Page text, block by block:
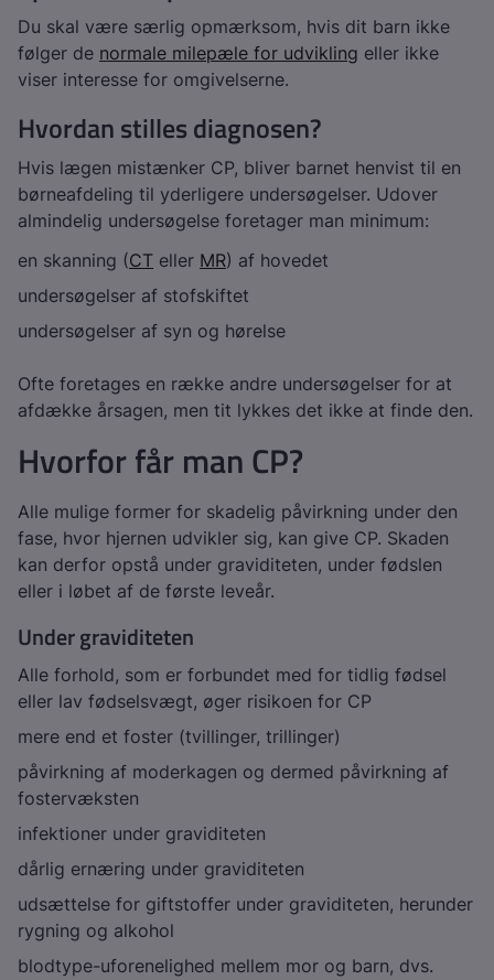
Du skal være særlig opmærksom, hvis dit barn ikke
følger de normale milepæle for udvikling eller ikke
viser interesse for omgivelserne.
Hvordan stilles diagnosen?
Hvis lægen mistænker CP, bliver barnet henvist til en
børneafdeling til yderligere undersøgelser. Udover
almindelig undersøgelse foretager man minimum:
en skanning (CT eller MR) af hovedet
undersøgelser af stofskiftet
undersøgelser af syn og hørelse
Ofte foretages en række andre undersøgelser for at
afdække årsagen, men tit lykkes det ikke at finde den.
Hvorfor får man CP?
Alle mulige former for skadelig påvirkning under den
fase, hvor hjernen udvikler sig, kan give CP. Skaden
kan derfor opstå under graviditeten, under fødslen
eller i løbet af de første leveår.
Under graviditeten
Alle forhold, som er forbundet med for tidlig fødsel
eller lav fødselsvægt, øger risikoen for CP
mere end et foster (tvillinger, trillinger)
påvirkning af moderkagen og dermed påvirkning af
fostervæksten
infektioner under graviditeten
dårlig ernæring under graviditeten
udsættelse for giftstoffer under graviditeten, herunder
rygning og alkohol
blodtype-uforenelighed mellem mor og barn, dvs.